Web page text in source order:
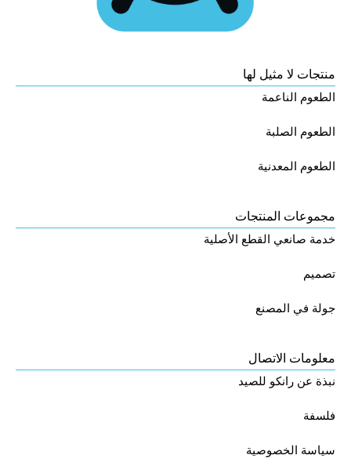
منتجات لا مثيل لها
الطعوم الناعمة
الطعوم الصلبة
الطعوم المعدنية
مجموعات المنتجات
خدمة صانعي القطع الأصلية
تصميم
جولة في المصنع
معلومات الاتصال
نبذة عن رانكو للصيد
فلسفة
سياسة الخصوصية